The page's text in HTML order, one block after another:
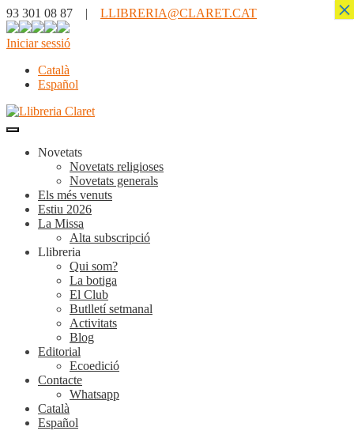
93 301 08 87 | LLIBRERIA@CLARET.CAT
Iniciar sessió
Català
Español
Novetats
Novetats religioses
Novetats generals
Els més venuts
Estiu 2026
La Missa
Alta subscripció
Llibreria
Qui som?
La botiga
El Club
Butlletí setmanal
Activitats
Blog
Editorial
Ecoedició
Contacte
Whatsapp
Català
Español
×